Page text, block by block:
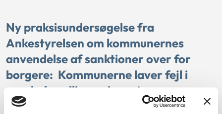
Ny praksisundersøgelse fra
Ankestyrelsen om kommunernes
anvendelse af sanktioner over for
borgere: Kommunerne laver fejl i
sagsbehandlingen i næsten en
tredjedel af sagerne